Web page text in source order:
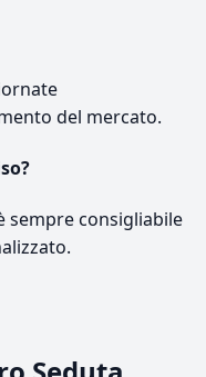
del mercato.
sempre consigliabile